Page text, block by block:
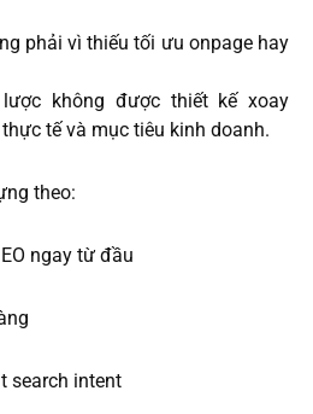
phải vì thiếu tối ưu onpage hay
không được thiết kế xoay
tế và mục tiêu kinh doanh.
theo:
ngay từ đầu
search intent